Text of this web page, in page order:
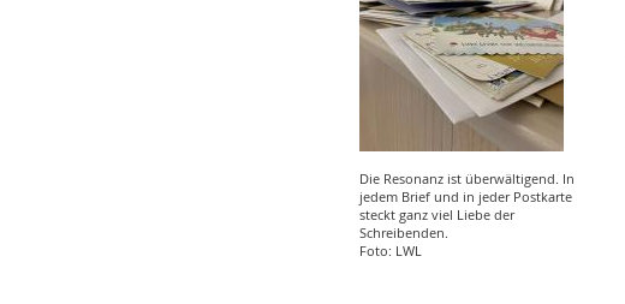
Die Resonanz ist überwältigend. In
jedem Brief und in jeder Postkarte
steckt ganz viel Liebe der
Schreibenden.
Foto: LWL